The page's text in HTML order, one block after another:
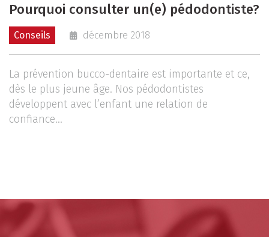
Pourquoi consulter un(e) pédodontiste?
Conseils décembre 2018
La prévention bucco-dentaire est importante et ce,
dès le plus jeune âge. Nos pédodontistes
développent avec l’enfant une relation de
confiance...